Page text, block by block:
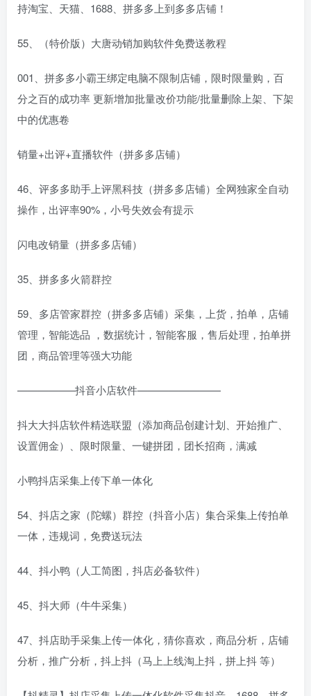
持淘宝、天猫、1688、拼多多上到多多店铺！
55、（特价版）大唐动销加购软件免费送教程
001、拼多多小霸王绑定电脑不限制店铺，限时限量购，百
分之百的成功率 更新增加批量改价功能/批量删除上架、下架
中的优惠卷
销量+出评+直播软件（拼多多店铺）
46、评多多助手上评黑科技（拼多多店铺）全网独家全自动
操作，出评率90%，小号失效会有提示
闪电改销量（拼多多店铺）
35、拼多多火箭群控
59、多店管家群控（拼多多店铺）采集，上货，拍单，店铺
管理，智能选品 ，数据统计，智能客服，售后处理，拍单拼
团，商品管理等强大功能
—————–抖音小店软件————————
抖大大抖店软件精选联盟（添加商品创建计划、开始推广、
设置佣金）、限时限量、一键拼团，团长招商，满减
小鸭抖店采集上传下单一体化
54、抖店之家（陀螺）群控（抖音小店）集合采集上传拍单
一体，违规词，免费送玩法
44、抖小鸭（人工简图，抖店必备软件）
45、抖大师（牛牛采集）
47、抖店助手采集上传一体化，猜你喜欢，商品分析，店铺
分析，推广分析，抖上抖（马上上线淘上抖，拼上抖 等）